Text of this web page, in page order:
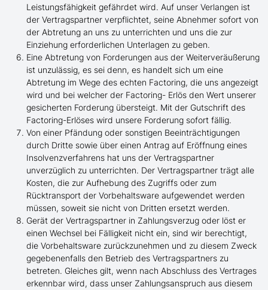
Leistungsfähigkeit gefährdet wird. Auf unser Verlangen ist
der Vertragspartner verpflichtet, seine Abnehmer sofort von
der Abtretung an uns zu unterrichten und uns die zur
Einziehung erforderlichen Unterlagen zu geben.
Eine Abtretung von Forderungen aus der Weiterveräußerung
ist unzulässig, es sei denn, es handelt sich um eine
Abtretung im Wege des echten Factoring, die uns angezeigt
wird und bei welcher der Factoring- Erlös den Wert unserer
gesicherten Forderung übersteigt. Mit der Gutschrift des
Factoring-Erlöses wird unsere Forderung sofort fällig.
Von einer Pfändung oder sonstigen Beeinträchtigungen
durch Dritte sowie über einen Antrag auf Eröffnung eines
Insolvenzverfahrens hat uns der Vertragspartner
unverzüglich zu unterrichten. Der Vertragspartner trägt alle
Kosten, die zur Aufhebung des Zugriffs oder zum
Rücktransport der Vorbehaltsware aufgewendet werden
müssen, soweit sie nicht von Dritten ersetzt werden.
Gerät der Vertragspartner in Zahlungsverzug oder löst er
einen Wechsel bei Fälligkeit nicht ein, sind wir berechtigt,
die Vorbehaltsware zurückzunehmen und zu diesem Zweck
gegebenenfalls den Betrieb des Vertragspartners zu
betreten. Gleiches gilt, wenn nach Abschluss des Vertrages
erkennbar wird, dass unser Zahlungsanspruch aus diesem